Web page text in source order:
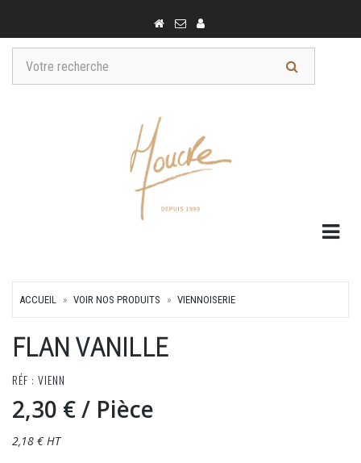
ACCUEIL VOIR NOS PRODUITS VIENNOISERIE
FLAN VANILLE
RÉF : VIENN
2,30 €/ Pièce
2,18 € HT